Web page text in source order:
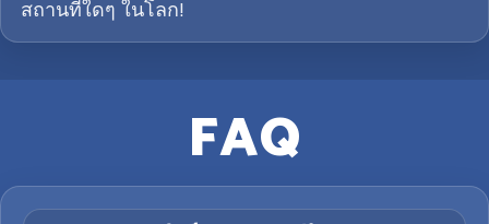
สถานที่ใดๆ ในโลก!
FAQ